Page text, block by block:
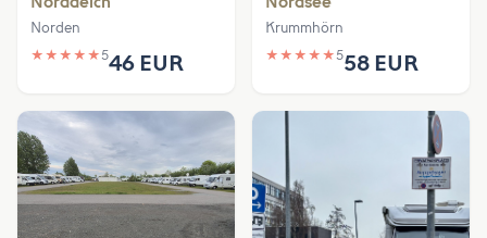
Norden
★ ★ ★ ★ ★546 EUR
Krummhörn
★ ★ ★ ★ ★558 EUR